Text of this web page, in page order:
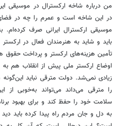
من درباره شاخه ارکسترال در
در این شاخه است و عمرم را چه در
موسیقی ارکسترال ایرانی صرف
باید و شاید به هنرمندان فعال در
تأمین هزینه‌های ارکستر و پرداخت حقوق
اوضاع ارکستر ملی پیش از انقلاب هم
زیادی نمی‌شد. دولت مترقی نباید
را مترقی می‌داند می‌تواند به‌خوبی از
سلامت خود را حفظ کند و برای بهبود
به دل و جان مردم راه پیدا کرده باید